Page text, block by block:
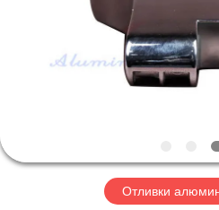
ПРОДУКТЫ
ВИДЕОЗАПИСИ
О
НАС
Отливки